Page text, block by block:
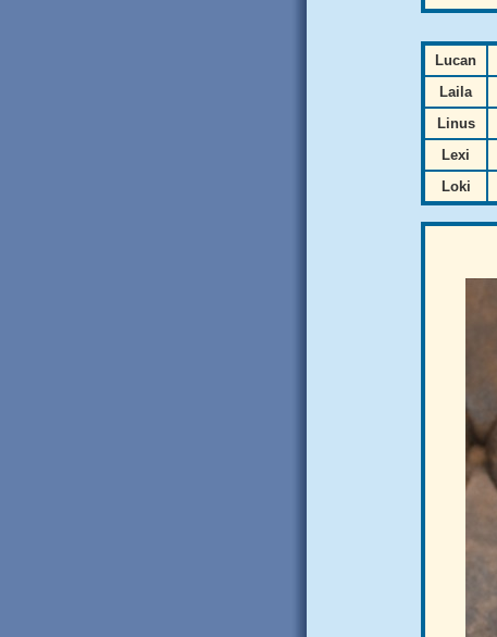
Lucan
Laila
Linus
Lexi
Loki